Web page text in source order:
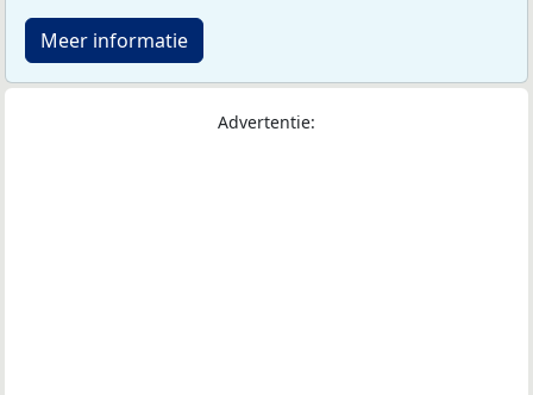
Meer informatie
Advertentie: